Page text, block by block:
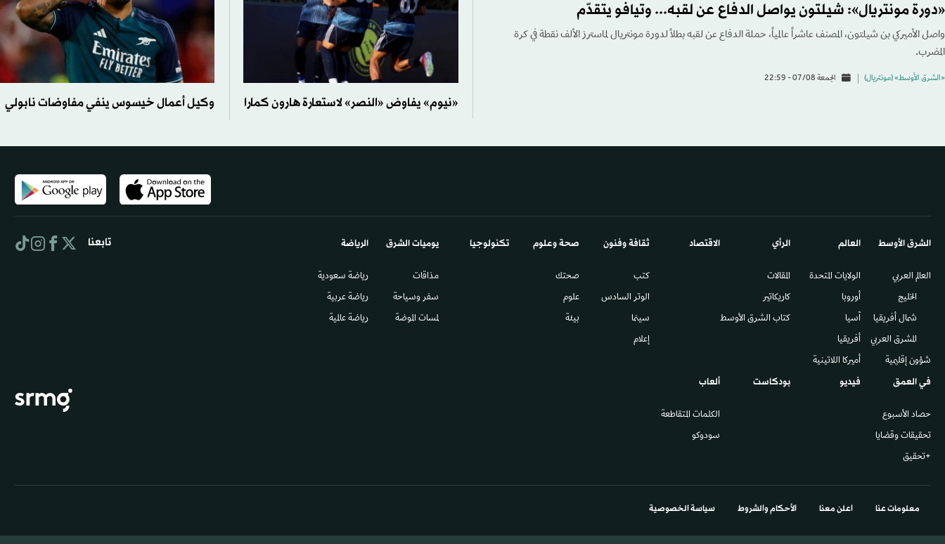
«دورة مونتريال»: شيلتون يواصل الدفاع عن لقبه... وتيافو يتقدّم
واصل الأميركي بن شيلتون، المصنف عاشراً عالمياً، حملة الدفاع عن لقبه بطلاً لدورة مونتريال لماسترز الألف نقطة في كرة
المضرب.
«الشرق الأوسط» (مونتريال) الجمعة 07/08 - 22:59
«نيوم» يفاوض «النصر» لاستعارة هارون كمارا وكيل أعمال خيسوس ينفي مفاوضات نابولي
الشرق الأوسط​
العالم العربي
الخليج
شمال أفريقيا
المشرق العربي
شؤون إقليمية
العالم
الولايات المتحدة
أوروبا
آسيا
أفريقيا
أميركا اللاتينية
الرأي
المقالات
كاريكاتير
كتاب الشرق الأوسط
الاقتصاد ثقافة وفنون
كتب
الوتر السادس​
سينما
إعلام
صحة وعلوم
صحتك
علوم
بيئة
تكنولوجيا يوميات الشرق​
مذاقات
سفر وسياحة
لمسات الموضة
الرياضة
رياضة سعودية
رياضة عربية
رياضة عالمية
في العمق
حصاد الأسبوع
تحقيقات وقضايا
+تحقيق
فيديو بودكاست ألعاب
الكلمات المتقاطعة
سودوكو
تابعنا
معلومات عنا اعلن معنا الأحكام والشروط سياسة الخصوصية